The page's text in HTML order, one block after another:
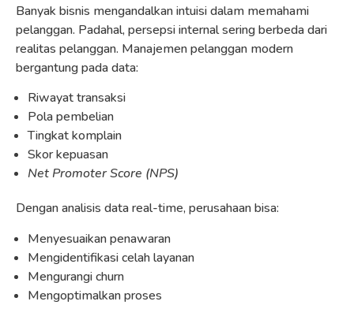
Banyak bisnis mengandalkan intuisi dalam memahami
pelanggan. Padahal, persepsi internal sering berbeda dari
realitas pelanggan. Manajemen pelanggan modern
bergantung pada data:
Riwayat transaksi
Pola pembelian
Tingkat komplain
Skor kepuasan
Net Promoter Score (NPS)
Dengan analisis data real-time, perusahaan bisa:
Menyesuaikan penawaran
Mengidentifikasi celah layanan
Mengurangi churn
Mengoptimalkan proses